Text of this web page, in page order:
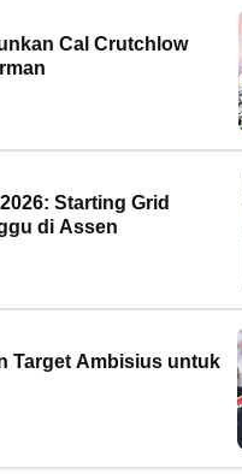
Cal Crutchlow
Starting Grid
di Assen
Target Ambisius untuk